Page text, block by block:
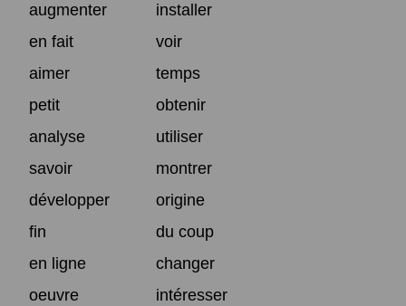
augmenter
installer
en fait
voir
aimer
temps
petit
obtenir
analyse
utiliser
savoir
montrer
développer
origine
fin
du coup
en ligne
changer
oeuvre
intéresser